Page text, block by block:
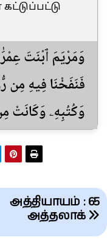
وَمَرْيَمَ ٱبْنَتَ
فَنَفَخْنَا فِيهِ مِن
وَكُتُبِهِۦ وَكَانَتْ
அத்தியாயம் : 65
அத்தலாக்